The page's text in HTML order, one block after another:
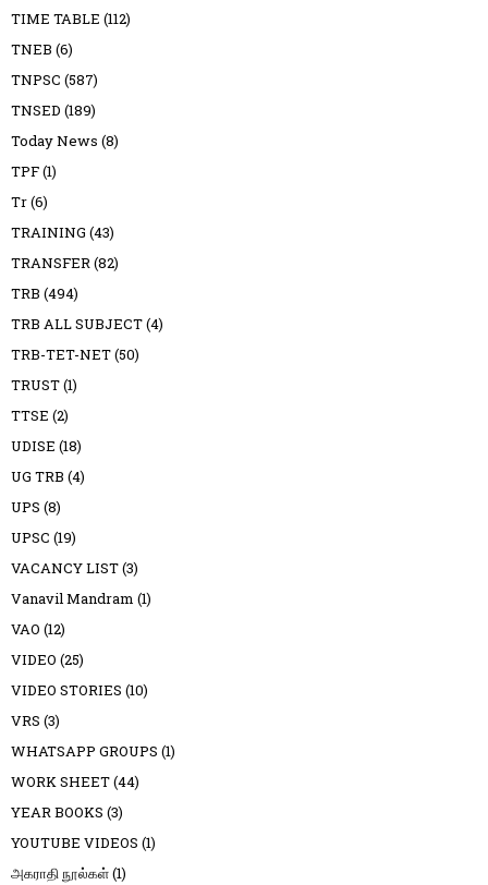
TIME TABLE (112)
TNEB (6)
TNPSC (587)
TNSED (189)
Today News (8)
TPF(1)
Tr(6)
TRAINING (43)
TRANSFER(82)
TRB (494)
TRB ALL SUBJECT(4)
TRB-TET-NET(50)
TRUST(1)
TTSE (2)
UDISE (18)
UG TRB (4)
UPS (8)
UPSC (19)
VACANCY LIST(3)
Vanavil Mandram (1)
VAO (12)
VIDEO (25)
VIDEO STORIES (10)
VRS (3)
WHATSAPP GROUPS (1)
WORK SHEET(44)
YEAR BOOKS (3)
YOUTUBE VIDEOS (1)
அகராதி நூல்கள்(1)